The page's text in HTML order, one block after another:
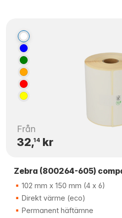
Från
32,14kr
Zebra (800264-605)
102 mm x 150 mm (4 x 6)
Direkt värme (eco)
Permanent häftämne